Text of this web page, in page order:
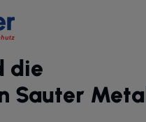
die
Sauter